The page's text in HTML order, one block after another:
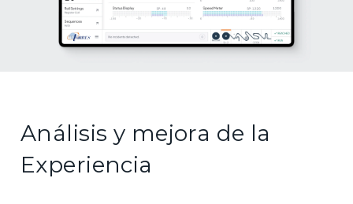
Análisis y mejora de la
Experiencia